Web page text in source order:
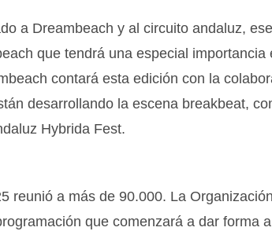
a Dreambeach y al circuito andaluz,
que tendrá una especial importancia
contará esta edición con la
desarrollando la escena breakbeat,
Hybrida Fest.
reunió a más de 90.000. La
que comenzará a dar forma